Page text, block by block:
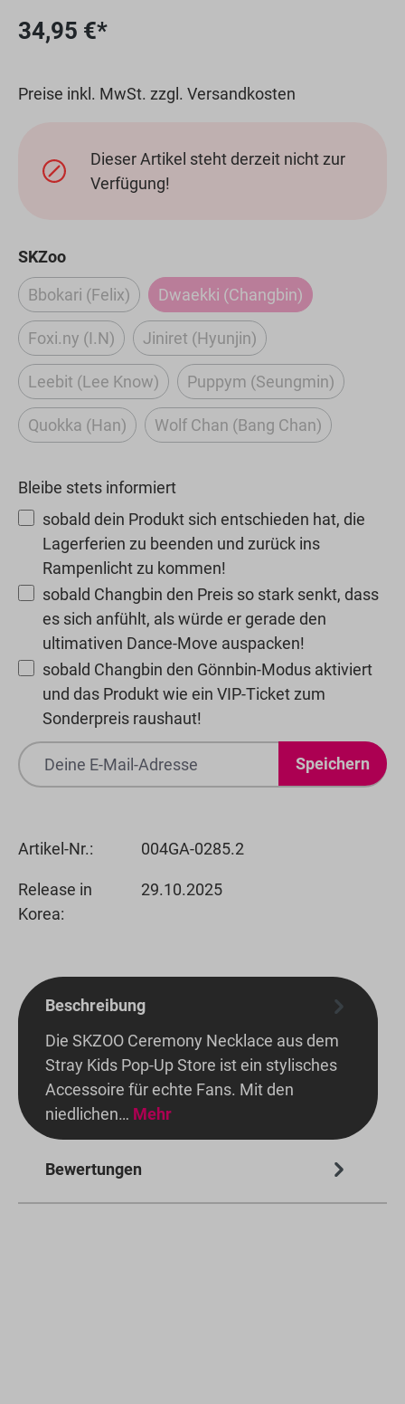
34,95 €*
Preise inkl. MwSt. zzgl. Versandkosten
Dieser Artikel steht derzeit nicht zur
Verfügung!
SKZooauswählen
Bbokari (Felix)(Diese Option ist zurzeit nicht verfügbar.)
Dwaekki (Changbin)(Diese Option ist zurzeit
Foxi.ny (I.N)(Diese Option ist zurzeit nicht verfügbar.)
Jiniret (Hyunjin)(Diese Option ist zurzeit nicht
Leebit (Lee Know)(Diese Option ist zurzeit nicht verfügbar.)
Puppym (Seungmin)
(Diese Option ist
Quokka (Han)(Diese Option ist zurzeit nicht verfügbar.)
Wolf Chan (Bang Chan)
(Diese Option ist zurzeit
Bleibe stets informiert
sobald dein Produkt sich entschieden hat, die
Lagerferien zu beenden und zurück ins
Rampenlicht zu kommen!
sobald Changbin den Preis so stark senkt, dass
es sich anfühlt, als würde er gerade den
ultimativen Dance-Move auspacken!
sobald Changbin den Gönnbin-Modus aktiviert
und das Produkt wie ein VIP-Ticket zum
Sonderpreis raushaut!
Speichern
Artikel-Nr.: 004GA-0285.2
Release in
Korea:
29.10.2025
Beschreibung
Die SKZOO Ceremony Necklace aus dem
Stray Kids Pop-Up Store ist ein stylisches
Accessoire für echte Fans. Mit den
niedlichen… Mehr
Bewertungen